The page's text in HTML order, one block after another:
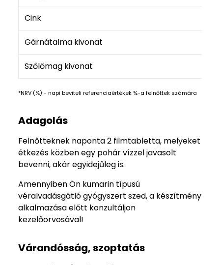
Cink
Gárnátalma kivonat
Szőlőmag kivonat
*NRV (%) - napi beviteli referenciaértékek %-a felnőttek számára
Adagolás
Felnőtteknek naponta 2 filmtabletta, melyeket
étkezés közben egy pohár vízzel javasolt
bevenni, akár egyidejűleg is.
Amennyiben Ön kumarin típusú
véralvadásgátló gyógyszert szed, a készítmény
alkalmazása előtt konzultáljon
kezelőorvosával!
Várandósság, szoptatás